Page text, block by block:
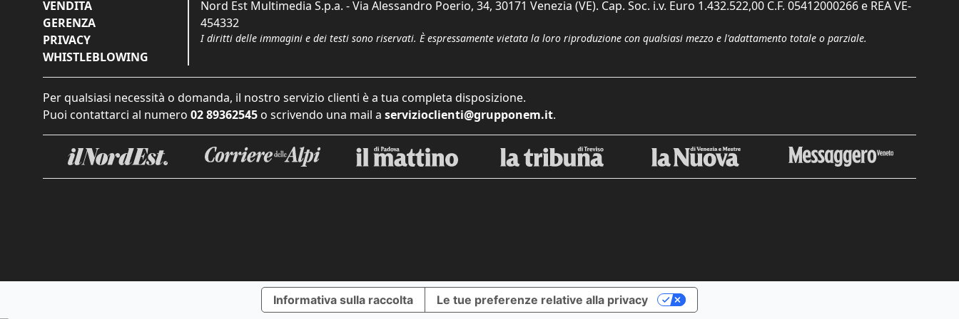
VENDITA
GERENZA
PRIVACY
WHISTLEBLOWING
Nord Est Multimedia S.p.a. - Via Alessandro Poerio, 34, 30171 Venezia (VE). Cap. Soc. i.v. Euro 1.432.522,00 C.F. 05412000266 e REA VE-
454332
I diritti delle immagini e dei testi sono riservati. È espressamente vietata la loro riproduzione con qualsiasi mezzo e l'adattamento totale o parziale.
Per qualsiasi necessità o domanda, il nostro servizio clienti è a tua completa disposizione.
Puoi contattarci al numero 02 89362545 o scrivendo una mail a servizioclienti@grupponem.it.
Informativa sulla raccolta Le tue preferenze relative alla privacy